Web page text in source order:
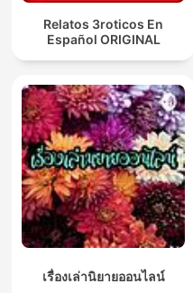
Relatos 3roticos En
Español ORIGINAL
เรื่องเล่านิยายออนไลน์